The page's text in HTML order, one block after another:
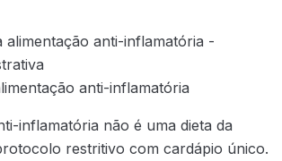
anti-inflamatória
inflamatória não é uma dieta da
restritivo com cardápio único.